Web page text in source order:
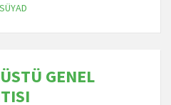
SÜYAD
GENEL